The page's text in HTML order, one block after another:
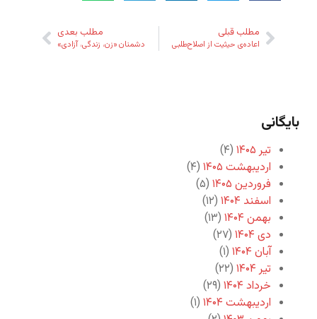
مطلب قبلی
اعاده‌ی حیثیت از اصلاح‌طلبی
مطلب بعدی
دشمنان «زن،‌ زندگی،‌ آزادی»
بایگانی
تیر ۱۴۰۵
(۴)
اردیبهشت ۱۴۰۵
(۴)
فروردین ۱۴۰۵
(۵)
اسفند ۱۴۰۴
(۱۲)
بهمن ۱۴۰۴
(۱۳)
دی ۱۴۰۴
(۲۷)
آبان ۱۴۰۴
(۱)
تیر ۱۴۰۴
(۲۲)
خرداد ۱۴۰۴
(۲۹)
اردیبهشت ۱۴۰۴
(۱)